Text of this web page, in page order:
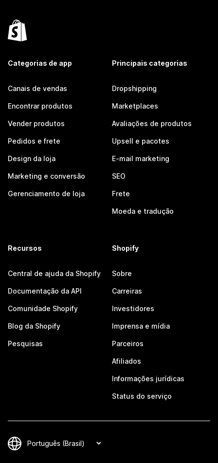
Categorias de app
Canais de vendas
Encontrar produtos
Vender produtos
Pedidos e frete
Design da loja
Marketing e conversão
Gerenciamento de loja
Principais categorias
Dropshipping
Marketplaces
Avaliações de produtos
Upsell e pacotes
E-mail marketing
SEO
Frete
Moeda e tradução
Recursos
Central de ajuda da Shopify
Documentação da API
Comunidade Shopify
Blog da Shopify
Pesquisas
Shopify
Sobre
Carreiras
Investidores
Imprensa e mídia
Parceiros
Afiliados
Informações jurídicas
Status do serviço